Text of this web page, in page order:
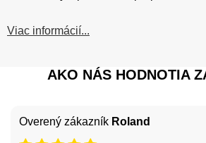
Viac informácií...
AKO NÁS HODNOTIA
Overený zákazník Roland